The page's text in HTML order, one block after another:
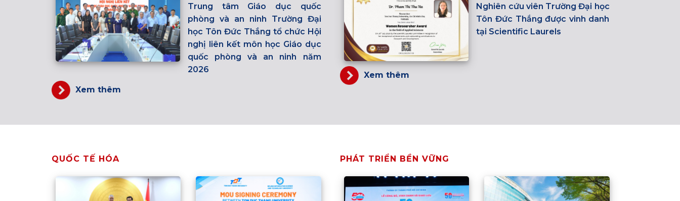
Trung tâm Giáo dục quốc
phòng và an ninh Trường Đại
học Tôn Đức Thắng tổ chức Hội
nghị liên kết môn học Giáo dục
quốc phòng và an ninh năm
2026
Xem thêm
Nghiên cứu viên Trường Đại học
Tôn Đức Thắng được vinh danh
tại Scientific Laurels
Xem thêm
QUỐC TẾ HÓA PHÁT TRIỂN BỀN VỮNG